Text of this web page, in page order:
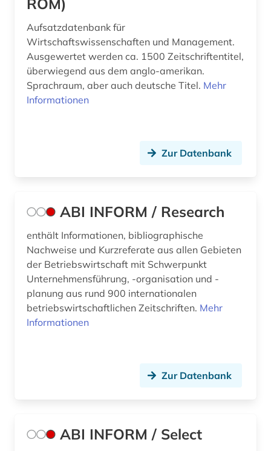
berufsausbildung (1)
berufsbildung (4)
beschaffung (1)
beschäftigung (5)
beschäftigungspolitik (1)
bestand (1)
ROM)
Aufsatzdatenbank für
Wirtschaftswissenschaften und Management.
Ausgewertet werden ca. 1500 Zeitschriftentitel,
überwiegend aus dem anglo-amerikan.
Sprachraum, aber auch deutsche Titel. Mehr
Informationen
Zur Datenbank
ABI INFORM / Research
enthält Informationen, bibliographische
Nachweise und Kurzreferate aus allen Gebieten
der Betriebswirtschaft mit Schwerpunkt
Unternehmensführung, -organisation und -
planung aus rund 900 internationalen
betriebswirtschaftlichen Zeitschriften. Mehr
Informationen
Zur Datenbank
ABI INFORM / Select